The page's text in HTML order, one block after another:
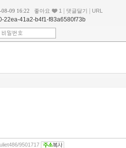
08-09 16:22 좋아요 1 댓글달기 URL
22ea-41a2-b4f1-f83a6580f73b
9501717